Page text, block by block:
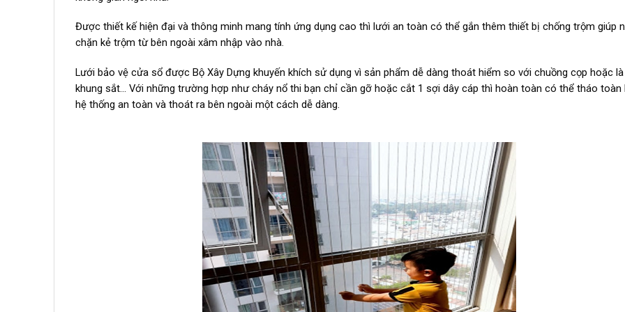
Được thiết kế hiện đại và thông minh mang tính ứng dụng cao thì lưới an toàn có thể gắn thêm thiết bị chống trộm giúp
chặn kẻ trộm từ bên ngoài xâm nhập vào nhà.
Lưới bảo vệ cửa sổ được Bộ Xây Dựng khuyến khích sử dụng vì sản phẩm dễ dàng thoát hiểm so với chuồng cọp hoặc là
khung sắt… Với những trường hợp như cháy nổ thi bạn chỉ cần gỡ hoặc cắt 1 sợi dây cáp thì hoàn toàn có thể tháo toàn
hệ thống an toàn và thoát ra bên ngoài một cách dễ dàng.